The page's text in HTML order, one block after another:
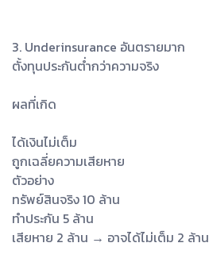
3. Underinsurance อันตรายมาก
ตั้งทุนประกันต่ำกว่าความจริง
ผลที่เกิด
ได้เงินไม่เต็ม
ถูกเฉลี่ยความเสียหาย
ตัวอย่าง
ทรัพย์สินจริง 10 ล้าน
ทำประกัน 5 ล้าน
เสียหาย 2 ล้าน → อาจได้ไม่เต็ม 2 ล้าน